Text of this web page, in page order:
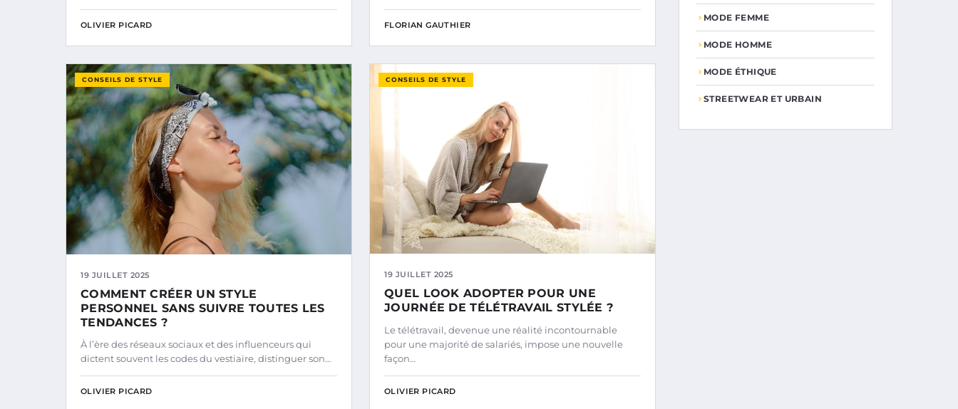
OLIVIER PICARD FLORIAN GAUTHIER
CONSEILS DE STYLE
19 JUILLET 2025
COMMENT CRÉER UN STYLE
PERSONNEL SANS SUIVRE TOUTES LES
TENDANCES ?
À l’ère des réseaux sociaux et des influenceurs qui
dictent souvent les codes du vestiaire, distinguer son…
OLIVIER PICARD
CONSEILS DE STYLE
19 JUILLET 2025
QUEL LOOK ADOPTER POUR UNE
JOURNÉE DE TÉLÉTRAVAIL STYLÉE ?
Le télétravail, devenue une réalité incontournable
pour une majorité de salariés, impose une nouvelle
façon…
OLIVIER PICARD
MODE FEMME
MODE HOMME
MODE ÉTHIQUE
STREETWEAR ET URBAIN